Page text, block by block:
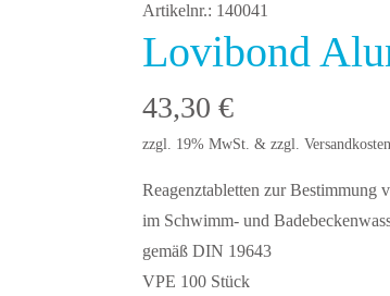
Artikelnr.: 140041
Lovibond
43,30 €
zzgl. 19% MwSt. & zzgl. Versandkosten
Reagenztabletten zur Bestimmung
im Schwimm- und
gemäß DIN 19643
VPE 100 Stück